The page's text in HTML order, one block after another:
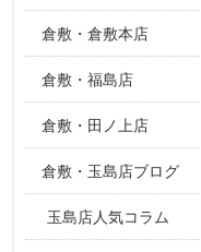
倉敷・倉敷本店
倉敷・福島店
倉敷・田ノ上店
倉敷・玉島店ブログ
玉島店人気コラム